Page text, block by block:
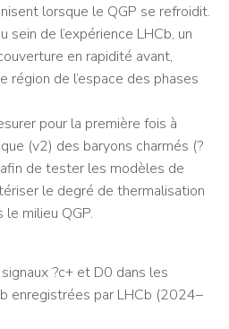
lorsque le QGP se refroidit.
de l’expérience LHCb, un
en rapidité avant,
région de l’espace des phases
pour la première fois à
(v2) des baryons charmés (?
de tester les modèles de
le degré de thermalisation
milieu QGP.
?c+ et D0 dans les
enregistrées par LHCb (2024–